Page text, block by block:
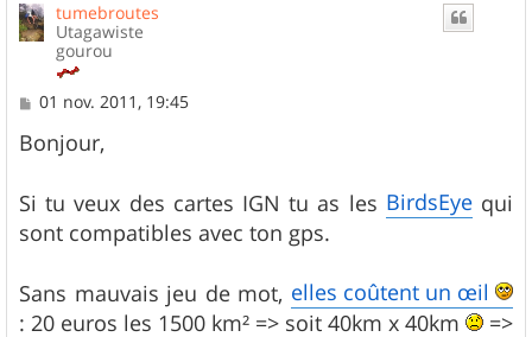
tumebroutes
Utagawiste
gourou
M
s
s
g
e
01 nov. 2011, 19:45
Bonjour,
Si tu veux des cartes IGN tu as les BirdsEyequi
sont compatibles avec ton gps.
Sans mauvais jeu de mot, elles coûtent un œil
: 20 euros les 1500 km² => soit 40km x 40km
=>